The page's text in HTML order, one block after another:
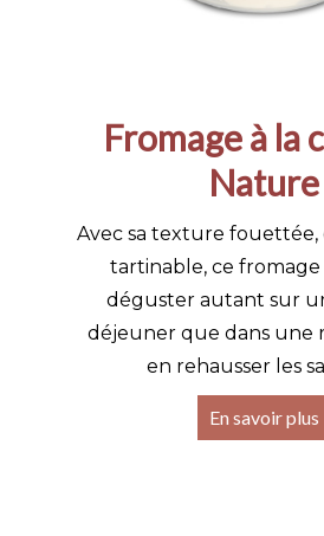
Fromage à la
Nature
Avec sa texture
tartinable, ce fromage
déguster autant sur
déjeuner que dans une
en rehausser les
En savoir plus